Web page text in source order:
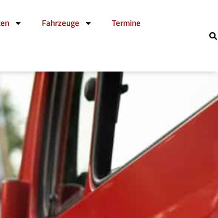
Fahrzeuge Termine